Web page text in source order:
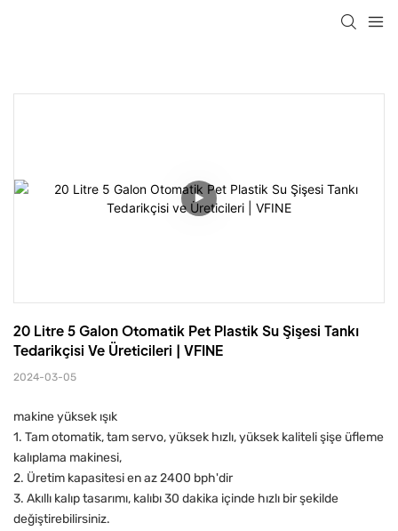
20 Litre 5 Galon Otomatik Pet Plastik Su Şişesi Tankı
Tedarikçisi Ve Üreticileri | VFINE
2024-03-05
makine yüksek ışık
1. Tam otomatik, tam servo, yüksek hızlı, yüksek kaliteli şişe üfleme
kalıplama makinesi,
2. Üretim kapasitesi en az 2400 bph'dir
3. Akıllı kalıp tasarımı, kalıbı 30 dakika içinde hızlı bir şekilde
değiştirebilirsiniz.